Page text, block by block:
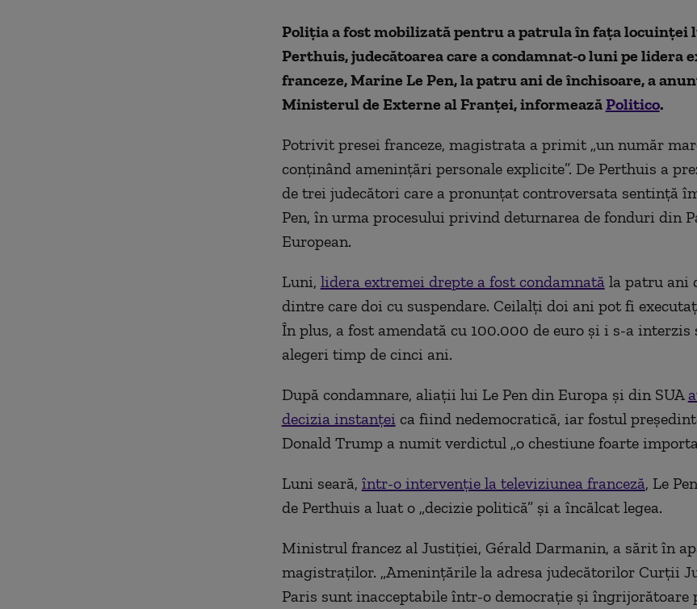
Poliția a fost mobilizată pentru a patrula în fața locuinței
Perthuis, judecătoarea care a condamnat-o luni pe lidera
franceze, Marine Le Pen, la patru ani de închisoare, a
Ministerul de Externe al Franței, informeazăPolitico.
Potrivit presei franceze, magistrata a primit „un număr
conținând amenințări personale explicite”. De Perthuis a
de trei judecători care a pronunțat controversata sentință
Pen, în urma procesului privind deturnarea de fonduri din
European.
Luni, lidera extremei drepte a fost condamnatăla patru ani
dintre care doi cu suspendare. Ceilalți doi ani pot fi
În plus, a fost amendată cu 100.000 de euro și i s-a interzis
alegeri timp de cinci ani.
După condamnare, aliații lui Le Pen din Europa și din SUA
decizia instanțeica fiind nedemocratică, iar fostul
Donald Trump a numit verdictul „o chestiune foarte
Luni seară, într-o intervenție la televiziunea franceză, Le
de Perthuis a luat o „decizie politică” și a încălcat legea.
Ministrul francez al Justiției, Gérald Darmanin, a sărit în
magistraților. „Amenințările la adresa judecătorilor Curții
Paris sunt inacceptabile într-o democrație și îngrijorătoare